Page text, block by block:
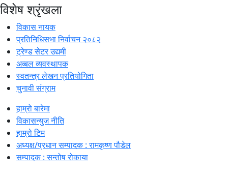
विशेष श्रृंखला
विकास नायक
प्रतिनिधिसभा निर्वाचन २०८२
ट्रेण्ड सेटर उद्यमी
अव्बल व्यवस्थापक
स्वतन्त्र लेखन प्रतियोगिता
चुनावी संग्राम
हाम्रो बारेमा
विकासन्युज नीति
हाम्रो टिम
अध्यक्ष/प्रधान सम्पादक : रामकृष्ण पौडेल
सम्पादक : सन्तोष रोकाया